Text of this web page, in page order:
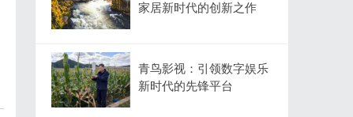
家居新时代的创新之作
青鸟影视：引领数字娱乐
新时代的先锋平台